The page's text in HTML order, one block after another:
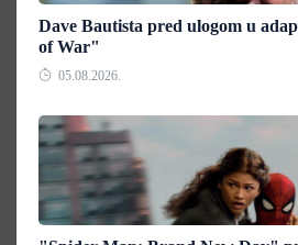
Dave Bautista pred ulogom u
of War"
05.08.2026.